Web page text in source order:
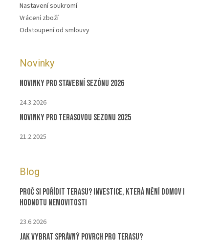
Nastavení soukromí
Vrácení zboží
Odstoupení od smlouvy
Novinky
Novinky pro stavební sezónu 2026
24.3.2026
Novinky pro terasovou sezonu 2025
21.2.2025
Blog
Proč si pořídit terasu? Investice, která mění domov i
hodnotu nemovitosti
23.6.2026
Jak vybrat správný povrch pro terasu?